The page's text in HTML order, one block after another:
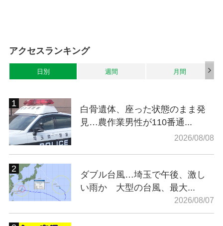
アクセスランキング
日別 週間 月間
白骨遺体、座った状態のまま発
見…農作業男性が110番通...
2026/08/08
ダブル台風…埼玉で午後、激し
い雨か 大型の台風、最大...
2026/08/07